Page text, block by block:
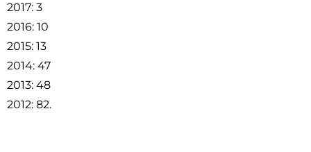
2017: 3
2016: 10
2015: 13
2014: 47
2013: 48
2012: 82.